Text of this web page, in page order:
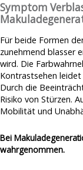
Symptom
Für beide Formen
zunehmend blasser
wird. Die
Kontrastsehen
Durch die
Risiko von Stürzen.
Mobilität und
Bei
wahrgenommen.